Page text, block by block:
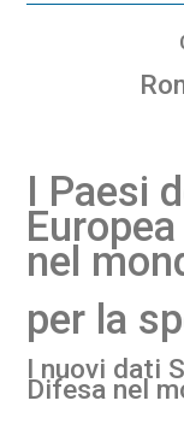
I Paesi
nel
per la
I nuovi dati
Difesa nel